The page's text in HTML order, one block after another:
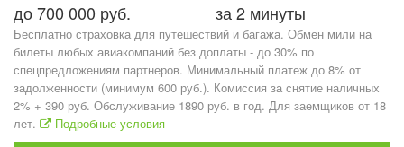
до 700 000 руб. за 2 минуты
Бесплатно страховка для путешествий и багажа. Обмен мили на
билеты любых авиакомпаний без доплаты - до 30% по
спецпредложениям партнеров. Минимальный платеж до 8% от
задолженности (минимум 600 руб.). Комиссия за снятие наличных
2% + 390 руб. Обслуживание 1890 руб. в год. Для заемщиков от 18
лет.
Подробные условия